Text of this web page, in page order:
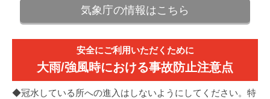
気象庁の情報はこちら
安全にご利用いただくために
大雨/強風時における事故防止注意点
◆冠水している所への進入はしないようにしてください。特